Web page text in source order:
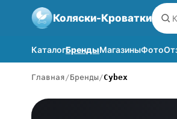
Коляски-Кроватки
КаталогБрендыМагазиныФото
Главная Бренды Cybex